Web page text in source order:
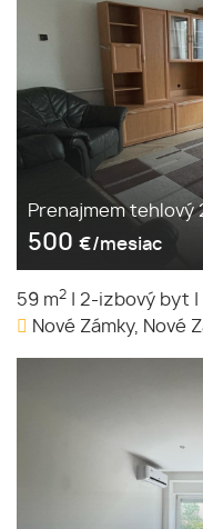
Prenajmem tehlový
500 €/mesiac
59 m2 2-izbový byt
Nové Zámky, Nové